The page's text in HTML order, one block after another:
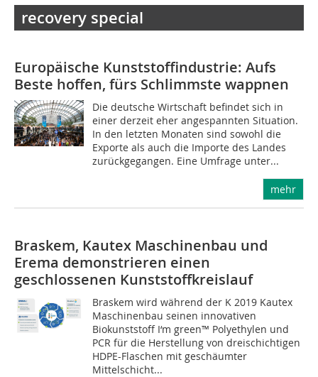
recovery special
Europäische Kunststoffindustrie: Aufs
Beste hoffen, fürs Schlimmste wappnen
Die deutsche Wirtschaft befindet sich in
einer derzeit eher angespannten Situation.
In den letzten Monaten sind sowohl die
Exporte als auch die Importe des Landes
zurückgegangen. Eine Umfrage unter...
mehr
Braskem, Kautex Maschinenbau und
Erema demonstrieren einen
geschlossenen Kunststoffkreislauf
Braskem wird während der K 2019 Kautex
Maschinenbau seinen innovativen
Biokunststoff I‘m green™ Polyethylen und
PCR für die Herstellung von dreischichtigen
HDPE-Flaschen mit geschäumter
Mittelschicht...